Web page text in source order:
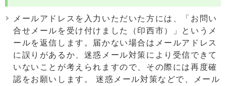
メールアドレスを入力いただいた方には、「お問い
合せメールを受け付けました（印西市）」というメ
ールを返信します。届かない場合はメールアドレス
に誤りがあるか、迷惑メール対策により受信できて
いないことが考えられますので、その際には再度確
認をお願いします。 迷惑メール対策などで、メール